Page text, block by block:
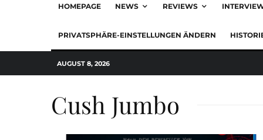
HOMEPAGE NEWS REVIEWS
PRIVATSPHÄRE-EINSTELLUNGEN ÄNDERN
AUGUST 8, 2026
Cush Jumbo